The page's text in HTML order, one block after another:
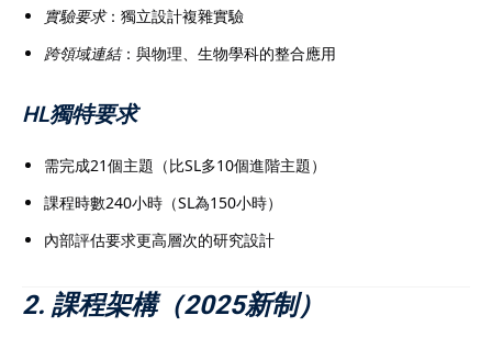
實驗要求：獨立設計複雜實驗
跨領域連結：與物理、生物學科的整合應用
HL獨特要求
需完成21個主題（比SL多10個進階主題）
課程時數240小時（SL為150小時）
內部評估要求更高層次的研究設計
2. 課程架構（2025新制）